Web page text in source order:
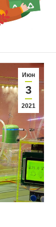
Июн
3
2021